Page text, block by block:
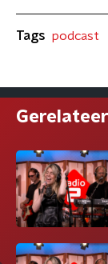
Tags podcast